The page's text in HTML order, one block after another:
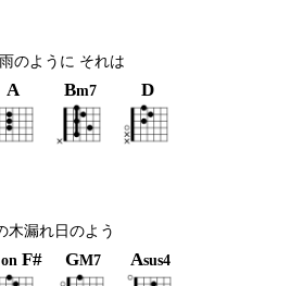
のように それは
A Bm7 D
木漏れ日のよう
on F# GM7 Asus4